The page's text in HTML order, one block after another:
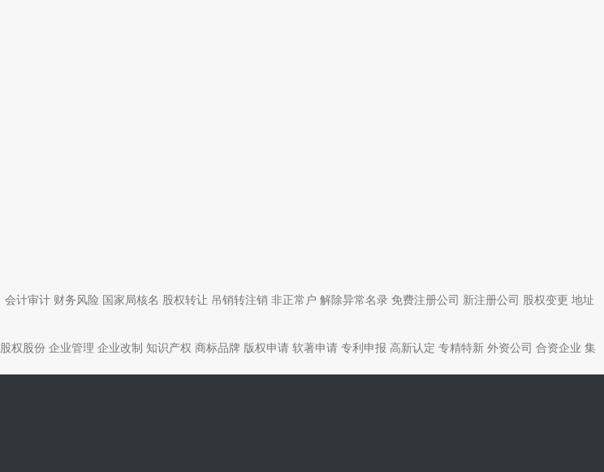
会计审计 财务风险 国家局核名 股权转让 吊销转注销 非正常户 解除异常名录 免费注册公司 新注册公司 股权变更 地址
股权股份 企业管理 企业改制 知识产权 商标品牌 版权申请 软著申请 专利申报 高新认定 专精特新 外资公司 合资企业 集